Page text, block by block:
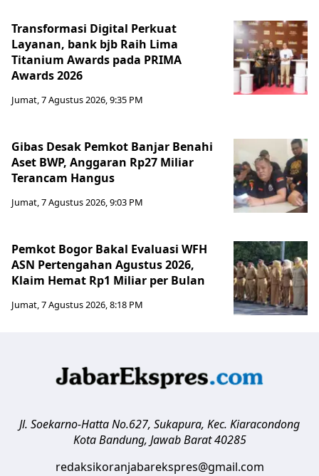
Transformasi Digital Perkuat
Layanan, bank bjb Raih Lima
Titanium Awards pada PRIMA
Awards 2026
Jumat, 7 Agustus 2026, 9:35 PM
Gibas Desak Pemkot Banjar Benahi
Aset BWP, Anggaran Rp27 Miliar
Terancam Hangus
Jumat, 7 Agustus 2026, 9:03 PM
Pemkot Bogor Bakal Evaluasi WFH
ASN Pertengahan Agustus 2026,
Klaim Hemat Rp1 Miliar per Bulan
Jumat, 7 Agustus 2026, 8:18 PM
Jl. Soekarno-Hatta No.627, Sukapura, Kec. Kiaracondong
Kota Bandung, Jawab Barat 40285
redaksikoranjabarekspres@gmail.com